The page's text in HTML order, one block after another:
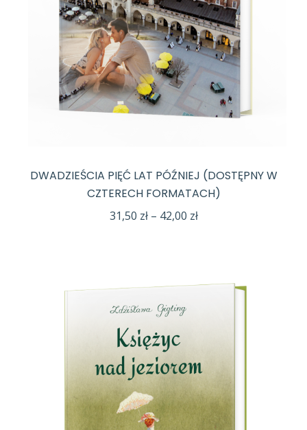
DWADZIEŚCIA PIĘĆ LAT PÓŹNIEJ (DOSTĘPNY W
CZTERECH FORMATACH)
31,50 zł – 42,00 złZakres